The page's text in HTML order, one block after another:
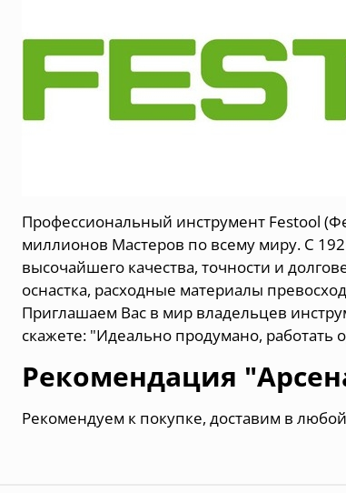
Профессиональный инструмент Festool
миллионов Мастеров по всему миру. С
высочайшего качества, точности и
оснастка, расходные материалы
Приглашаем Вас в мир владельцев
скажете: "Идеально продумано, работать
Рекомендация
Рекомендуем к покупке, доставим в